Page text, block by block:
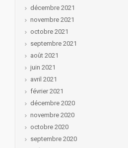
décembre 2021
novembre 2021
octobre 2021
septembre 2021
août 2021
juin 2021
avril 2021
février 2021
décembre 2020
novembre 2020
octobre 2020
septembre 2020